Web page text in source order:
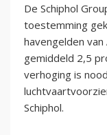
De Schiphol
toestemming
havengelden
gemiddeld 2,5
verhoging is
Schiphol.